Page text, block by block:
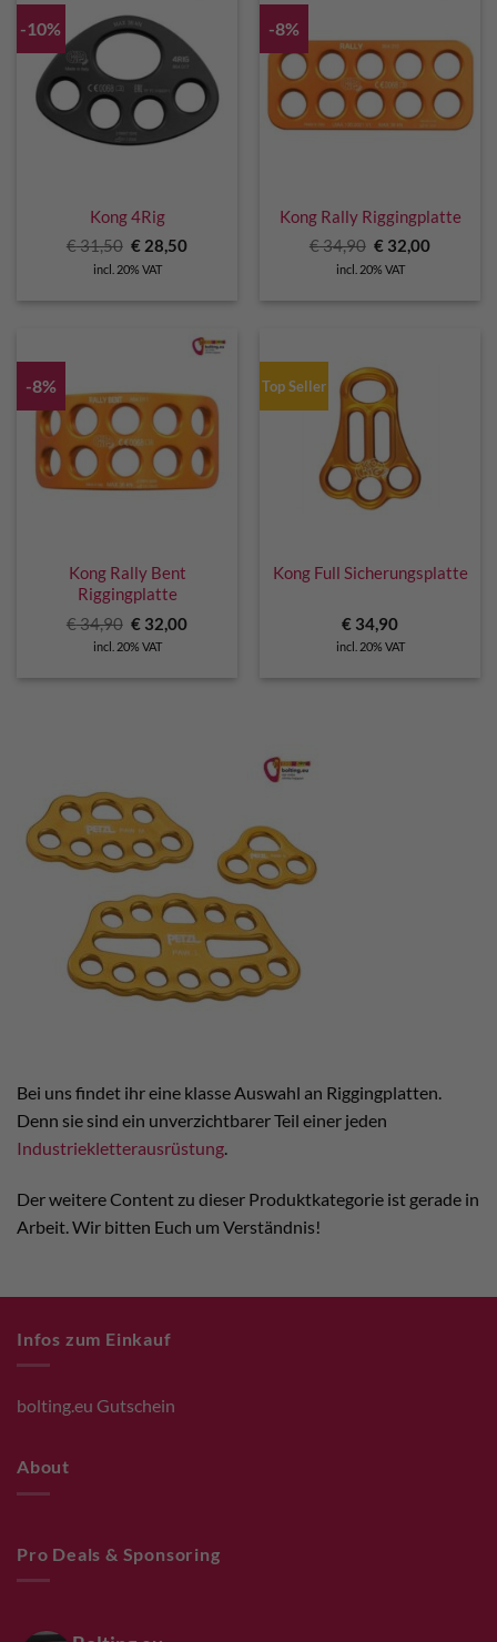
-10%
Kong 4Rig
€31,50 Original
price
was:
€ 28,50Current
incl. 20% VAT
-8%
Kong Rally Riggingplatte
€34,90 Original
price
was:
€ 32,00Current
incl. 20% VAT
-8%
Kong Rally Bent
Riggingplatte
€34,90 Original
price
was:
€ 32,00Current
incl. 20% VAT
Top Seller
Kong Full Sicherungsplatte
€ 34,90
incl. 20% VAT
Bei uns findet ihr eine klasse Auswahl an Riggingplatten.
Denn sie sind ein unverzichtbarer Teil einer jeden
Industriekletterausrüstung.
Der weitere Content zu dieser Produktkategorie ist gerade in
Arbeit. Wir bitten Euch um Verständnis!
Infos zum Einkauf
bolting.eu Gutschein
About
Pro Deals & Sponsoring